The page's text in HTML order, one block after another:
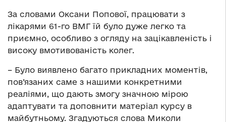
За словами Оксани Попової, працювати з
лікарями 61-го ВМГ їй було дуже легко та
приємно, особливо з огляду на зацікавленість і
високу вмотивованість колег.
– Було виявлено багато прикладних моментів,
пов’язаних саме з нашими конкретними
реаліями, що дають змогу значною мірою
адаптувати та доповнити матеріал курсу в
майбутньому. Згадуються слова Миколи